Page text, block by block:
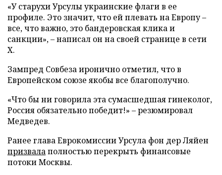
«У старухи Урсулы украинские флаги в ее
профиле. Это значит, что ей плевать на Европу –
все, что важно, это бандеровская клика и
санкции», – написал он на своей странице в сети
X.
Зампред Совбеза иронично отметил, что в
Европейском союзе якобы все благополучно.
«Что бы ни говорила эта сумасшедшая гинеколог,
Россия обязательно победит!» – резюмировал
Медведев.
Ранее глава Еврокомиссии Урсула фон дер Ляйен
призвалаполностью перекрыть финансовые
потоки Москвы.